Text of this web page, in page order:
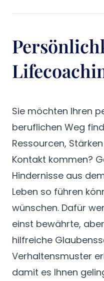
Sie möchten Ihren
beruflichen Weg
Ressourcen,
Kontakt kommen?
Hindernisse aus
Leben so führen
wünschen. Dafür
einst bewährte,
hilfreiche
Verhaltensmuster
damit es Ihnen